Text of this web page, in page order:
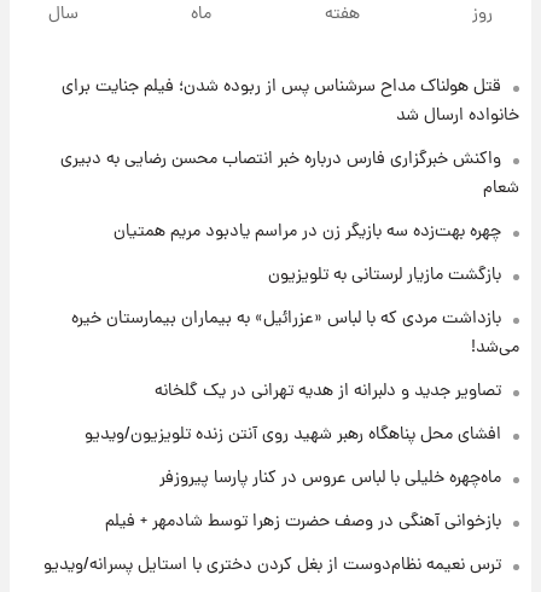
شوید+ فیلم
۵ ساعت پیش
قیمت محصولات ایران‌خودرو و سایپا امروز شنبه
۱۷ مرداد ۱۴۰۵
۱۹ ساعت پیش
۲۰ ساعت پیش
بازیکن به درد نخور استقلال با مقصد اروپا این
تیم را ترک کرد!
تصاویر کمتر دیده‌شده از شهیدان حاجی‌زاده و
روز هفته ماه سال
قتل هولناک مداح سرشناس پس از ربوده شدن؛ فیلم جنایت برای
خانواده ارسال شد
واکنش خبرگزاری فارس درباره خبر انتصاب محسن رضایی به دبیری
شعام
چهره بهت‌زده سه بازیگر زن در مراسم یادبود مریم همتیان
بازگشت مازیار لرستانی به تلویزیون
بازداشت مردی که با لباس «عزرائیل» به بیماران بیمارستان خیره
می‌شد!
تصاویر جدید و دلبرانه از هدیه تهرانی در یک گلخانه
افشای محل پناهگاه‌ رهبر شهید روی آنتن زنده تلویزیون/ویدیو
ماه‌چهره خلیلی با لباس عروس در کنار پارسا پیروزفر
بازخوانی آهنگی در وصف حضرت زهرا توسط شادمهر + فیلم
ترس نعیمه نظام‌دوست از بغل کردن دختری با استایل پسرانه/ویدیو